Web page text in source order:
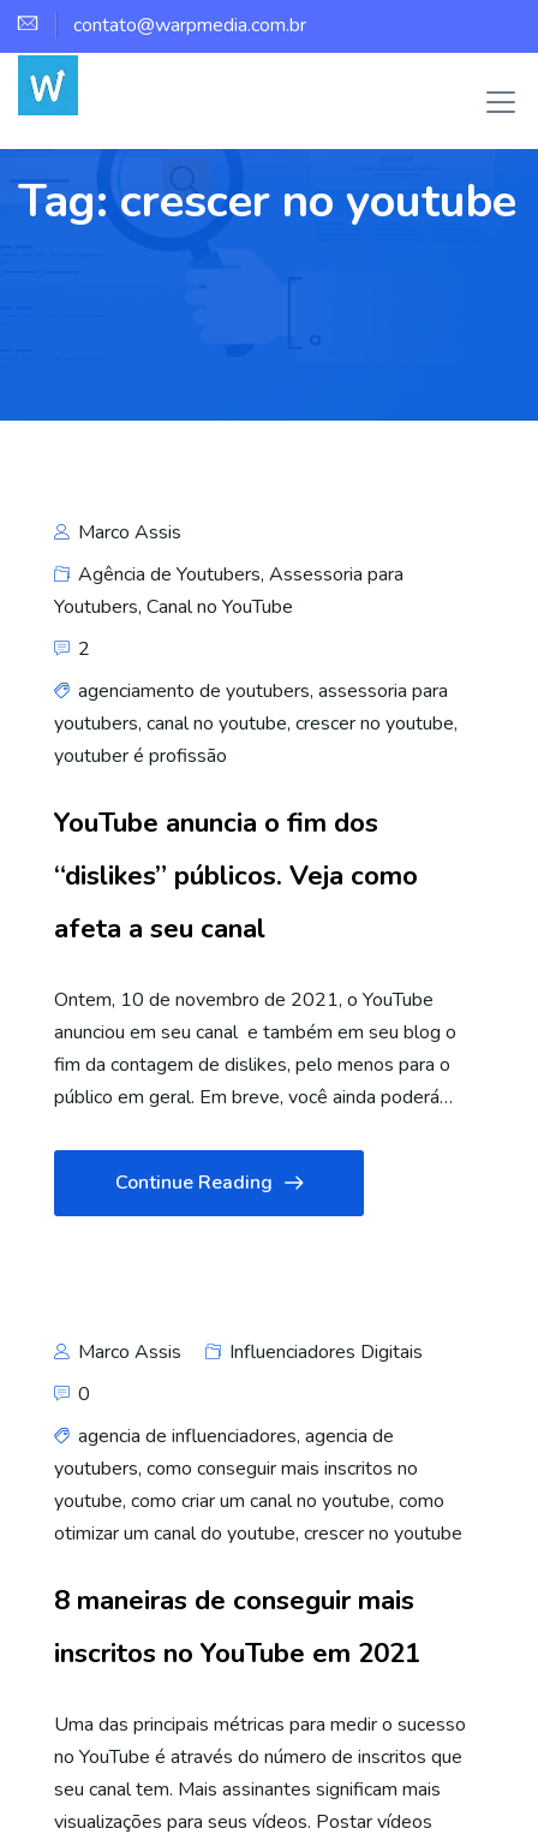
contato@warpmedia.com.br
Tag:crescer no youtube
Marco Assis
Agência de Youtubers, Assessoria para
Youtubers, Canal no YouTube
2
agenciamento de youtubers, assessoria para
youtubers, canal no youtube, crescer no youtube,
youtuber é profissão
YouTube anuncia o fim dos
“dislikes” públicos. Veja como
afeta a seu canal
Ontem, 10 de novembro de 2021, o YouTube
anunciou em seu canal e também em seu blog o
fim da contagem de dislikes, pelo menos para o
público em geral. Em breve, você ainda poderá…
Continue Reading
Marco Assis
Influenciadores Digitais
0
agencia de influenciadores, agencia de
youtubers, como conseguir mais inscritos no
youtube, como criar um canal no youtube, como
otimizar um canal do youtube, crescer no youtube
8 maneiras de conseguir mais
inscritos no YouTube em 2021
Uma das principais métricas para medir o sucesso
no YouTube é através do número de inscritos que
seu canal tem. Mais assinantes significam mais
visualizações para seus vídeos. Postar vídeos